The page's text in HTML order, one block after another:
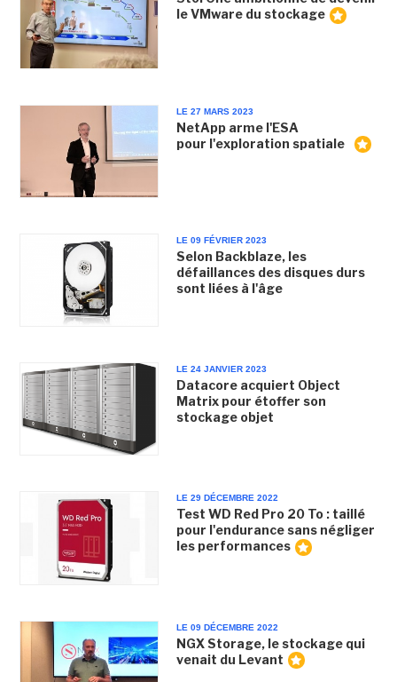
le VMware du stockage
LE 27 MARS 2023
NetApp arme l'ESA
pour l'exploration spatiale
LE 09 FÉVRIER 2023
Selon Backblaze, les
défaillances des disques durs
sont liées à l'âge
LE 24 JANVIER 2023
Datacore acquiert Object
Matrix pour étoffer son
stockage objet
LE 29 DÉCEMBRE 2022
Test WD Red Pro 20 To : taillé
pour l'endurance sans négliger
les performances
LE 09 DÉCEMBRE 2022
NGX Storage, le stockage qui
venait du Levant